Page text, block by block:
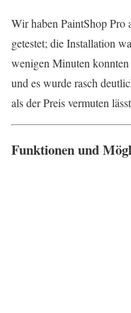
Wir haben PaintShop Pro
getestet; die Installation
wenigen Minuten
und es wurde rasch
als der Preis vermuten
Funktionen und